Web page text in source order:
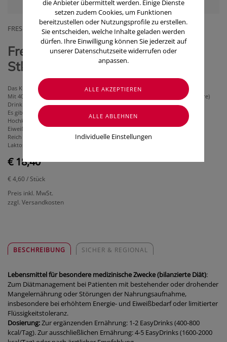
FRESENIUS KABI AUSTRIA GMBH
Fresubin® 2 kcal Drink Neutral (4
Stk.)
Das Kraftpaket mit vielfältigem Geschmack für maximale Energie.
Mit 400 kcal und 20 g Eiweiß pro 200 ml Flasche ist der Fresubin 2 kcal (Fibre)
Drink ein hochwertiges Kraftpaket.
Es gibt sowohl ballaststoffreiche (Fibre) als auch ballaststofffreie Sorten.
Hochkalorisch (2,0 kcal/ml)
Eiweißreich (10 g/100 ml)
Reich an Vitamin D3 (5 µg/100 ml)
Laktosearm, glutenfrei
€ 18,40
€ 4,60 / Stück
Preis inkl. MwSt.
zzgl. Versandkosten
BESCHREIBUNG SICHER & REGIONAL
Lebensmittel für besondere medizinische Zwecke(bilanzierte Diät):
Zum Diätmanagement bei Patienten mit bestehender oder drohender
Mangelernährung oder Störungen der Nahrungsaufnahme,
insbesondere bei erhöhtem Energie- und Eiweißbedarf oder limitierter
Flüssigkeitstoleranz.
Dosierung:Zur ergänzenden Ernährung: 1-2 EasyDrinks (400-800
kcal/Tag). Zur ausschließlichen Ernährung: 4-5 EasyDrinks (1600-2000
die Anbieter übermittelt werden. Einige Dienste
setzen zudem Cookies, um Funktionen
bereitzustellen oder Nutzungsprofile zu erstellen.
Sie entscheiden, welche Inhalte geladen werden
dürfen. Ihre Einwilligung können Sie jederzeit auf
unserer Datenschutzseite widerrufen oder
anpassen.
Individuelle Einstellungen